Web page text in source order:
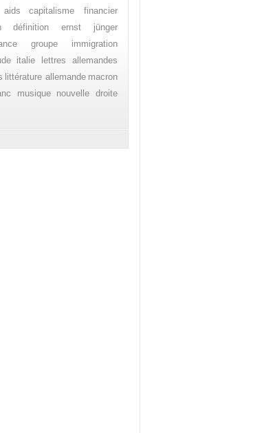
aids
capitalisme financier
définition
ernst jünger
groupe
immigration
italie
lettres allemandes
littérature allemande macron
musique
nouvelle droite